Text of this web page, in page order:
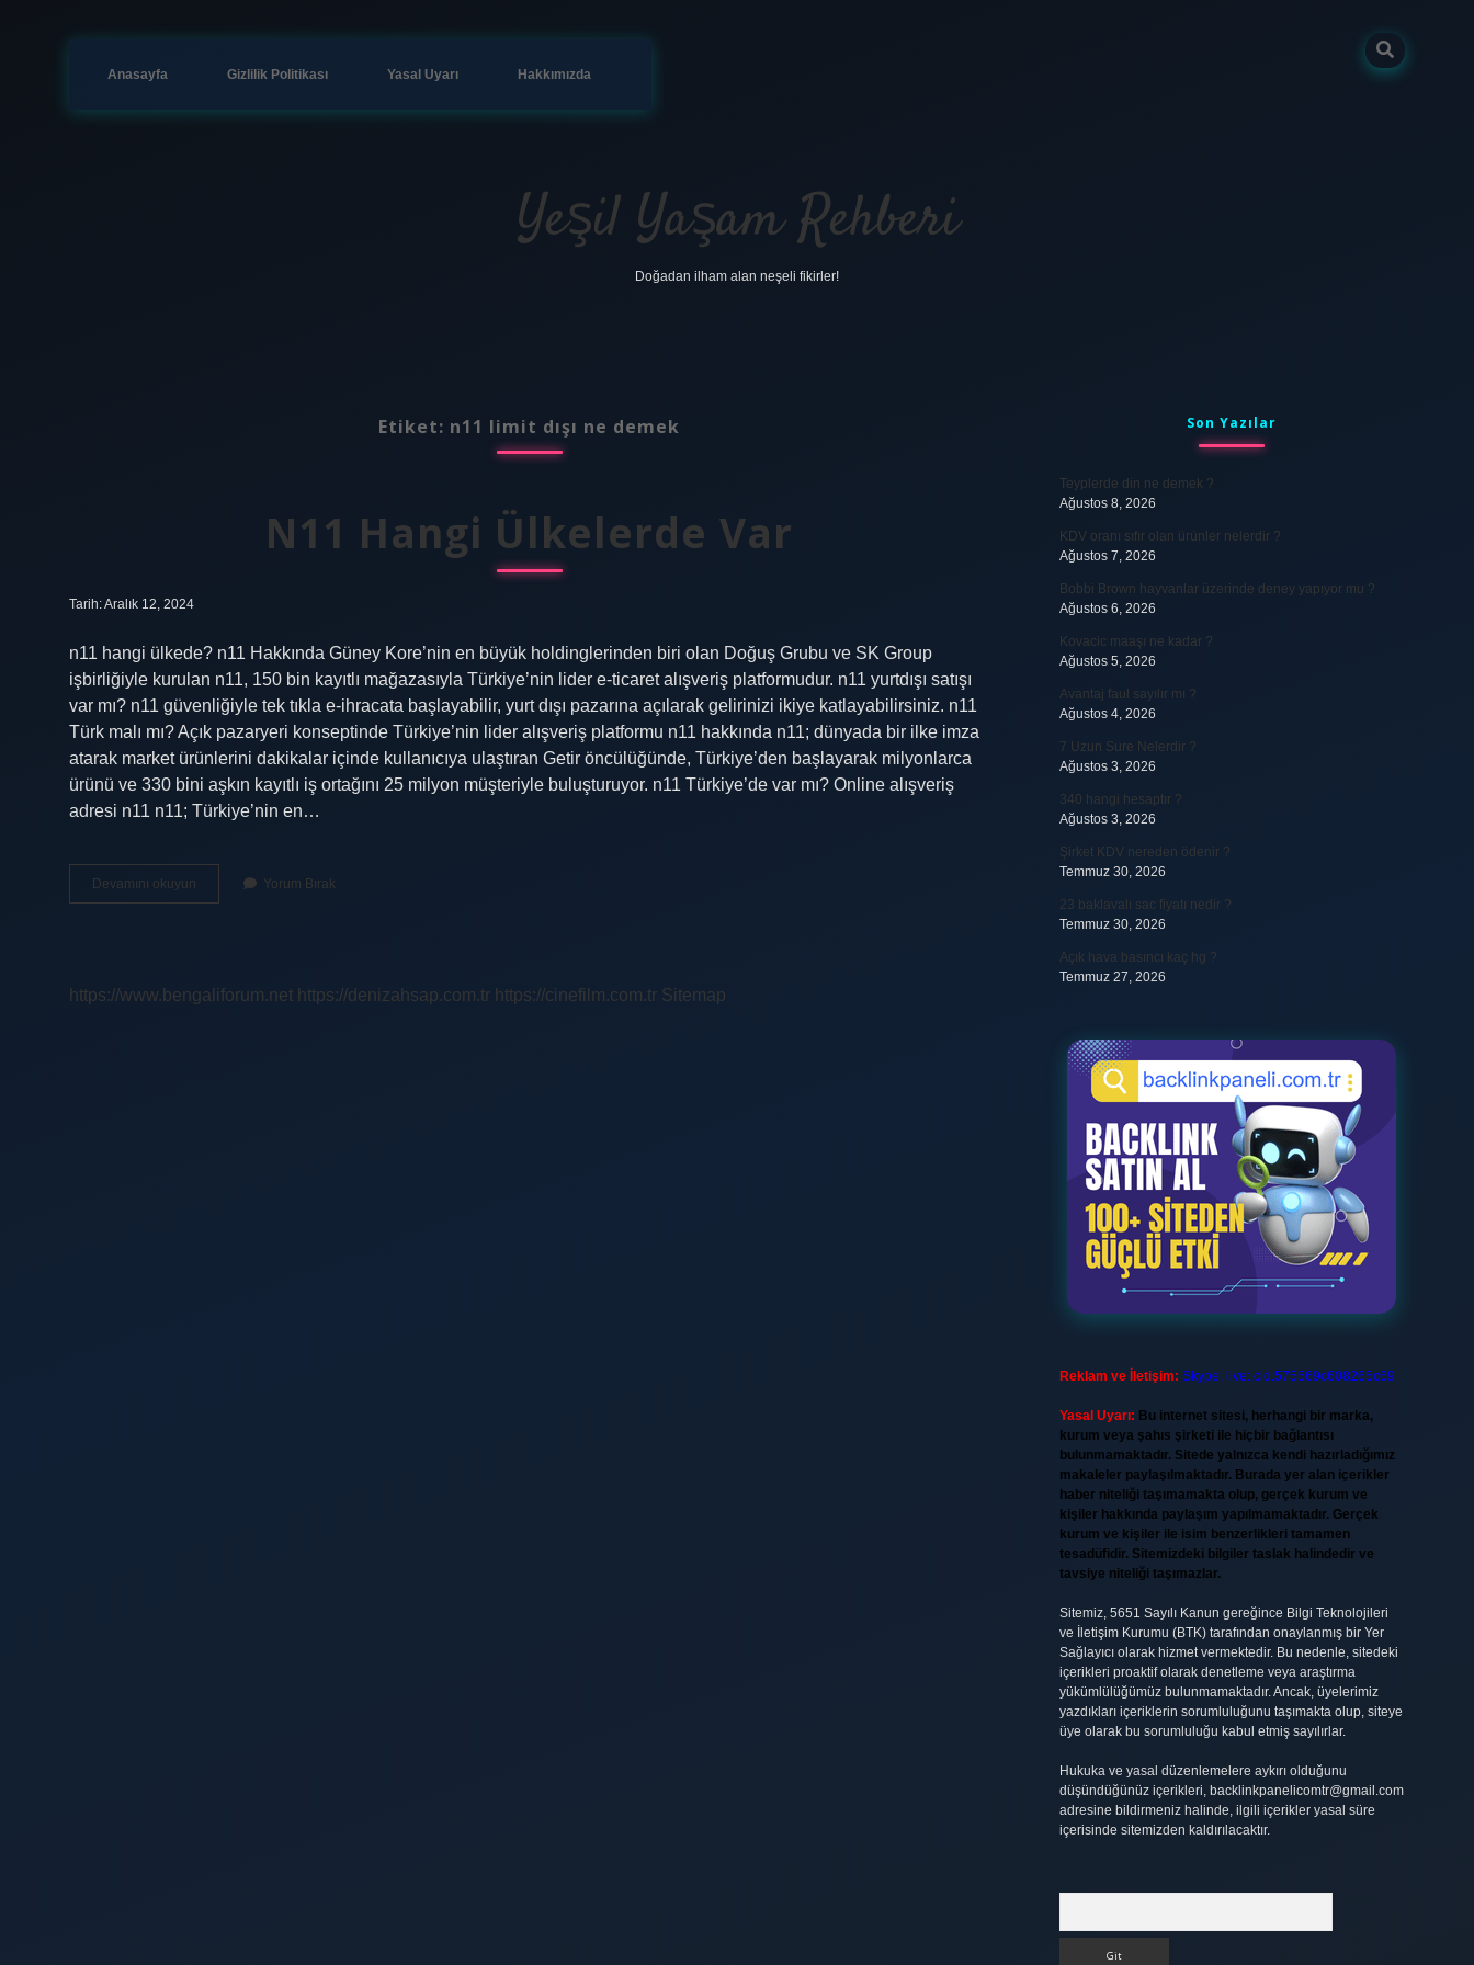
Anasayfa Gizlilik Politikası Yasal Uyarı Hakkımızda
Yeşil Yaşam Rehberi
Doğadan ilham alan neşeli fikirler!
Etiket: n11 limit dışı ne demek
N11 Hangi Ülkelerde Var
Tarih: Aralık 12, 2024
n11 hangi ülkede? n11 Hakkında Güney Kore’nin en büyük holdinglerinden biri olan Doğuş Grubu ve SK Group
işbirliğiyle kurulan n11, 150 bin kayıtlı mağazasıyla Türkiye’nin lider e-ticaret alışveriş platformudur. n11 yurtdışı satışı
var mı? n11 güvenliğiyle tek tıkla e-ihracata başlayabilir, yurt dışı pazarına açılarak gelirinizi ikiye katlayabilirsiniz. n11
Türk malı mı? Açık pazaryeri konseptinde Türkiye’nin lider alışveriş platformu n11 hakkında n11; dünyada bir ilke imza
atarak market ürünlerini dakikalar içinde kullanıcıya ulaştıran Getir öncülüğünde, Türkiye’den başlayarak milyonlarca
ürünü ve 330 bini aşkın kayıtlı iş ortağını 25 milyon müşteriyle buluşturuyor. n11 Türkiye’de var mı? Online alışveriş
adresi n11 n11; Türkiye’nin en…
Devamını okuyun
Hangi
Yorum Bırak
https://www.bengaliforum.net https://denizahsap.com.tr https://cinefilm.com.tr Sitemap
SidebarSon Yazılar
Teyplerde din ne demek ?
Ağustos 8, 2026
KDV oranı sıfır olan ürünler nelerdir ?
Ağustos 7, 2026
Bobbi Brown hayvanlar üzerinde deney yapıyor mu ?
Ağustos 6, 2026
Kovacic maaşı ne kadar ?
Ağustos 5, 2026
Avantaj faul sayılır mı ?
Ağustos 4, 2026
7 Uzun Sure Nelerdir ?
Ağustos 3, 2026
340 hangi hesaptır ?
Ağustos 3, 2026
Şirket KDV nereden ödenir ?
Temmuz 30, 2026
23 baklavalı sac fiyatı nedir ?
Temmuz 30, 2026
Açık hava basıncı kaç hg ?
Temmuz 27, 2026
Reklam ve İletişim: Skype: live:.cid.575569c608265c69
Yasal Uyarı: Bu internet sitesi, herhangi bir marka,
kurum veya şahıs şirketi ile hiçbir bağlantısı
bulunmamaktadır. Sitede yalnızca kendi hazırladığımız
makaleler paylaşılmaktadır. Burada yer alan içerikler
haber niteliği taşımamakta olup, gerçek kurum ve
kişiler hakkında paylaşım yapılmamaktadır. Gerçek
kurum ve kişiler ile isim benzerlikleri tamamen
tesadüfidir. Sitemizdeki bilgiler taslak halindedir ve
tavsiye niteliği taşımazlar.
Sitemiz, 5651 Sayılı Kanun gereğince Bilgi Teknolojileri
ve İletişim Kurumu (BTK) tarafından onaylanmış bir Yer
Sağlayıcı olarak hizmet vermektedir. Bu nedenle, sitedeki
içerikleri proaktif olarak denetleme veya araştırma
yükümlülüğümüz bulunmamaktadır. Ancak, üyelerimiz
yazdıkları içeriklerin sorumluluğunu taşımakta olup, siteye
üye olarak bu sorumluluğu kabul etmiş sayılırlar.
Hukuka ve yasal düzenlemelere aykırı olduğunu
düşündüğünüz içerikleri, backlinkpanelicomtr@gmail.com
adresine bildirmeniz halinde, ilgili içerikler yasal süre
içerisinde sitemizden kaldırılacaktır.